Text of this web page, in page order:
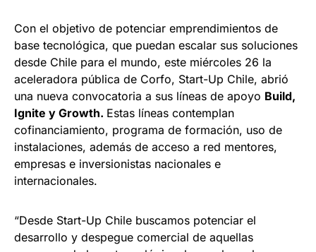
Con el objetivo de potenciar emprendimientos de
base tecnológica, que puedan escalar sus soluciones
desde Chile para el mundo, este miércoles 26 la
aceleradora pública de Corfo, Start-Up Chile, abrió
una nueva convocatoria a sus líneas de apoyo Build,
Ignite y Growth. Estas líneas contemplan
cofinanciamiento, programa de formación, uso de
instalaciones, además de acceso a red mentores,
empresas e inversionistas nacionales e
internacionales.
“Desde Start-Up Chile buscamos potenciar el
desarrollo y despegue comercial de aquellas